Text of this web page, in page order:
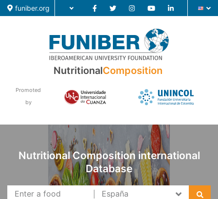
funiber.org
Food Composition
Research
NutritionalComposition
Promoted
by
Nutritional Composition international
Database